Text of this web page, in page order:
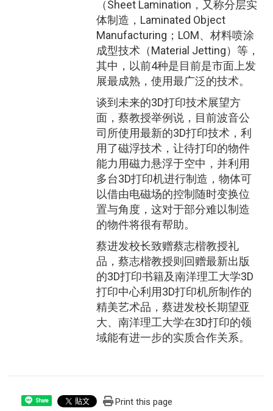
（Sheet Lamination，又称分层实
体制造，Laminated Object
Manufacturing；LOM、材料喷涂
成型技术（Material Jetting）等，
其中，以前4种是目前是市面上发
展最成熟，使用最广泛的技术。
谈到未来的3D打印技术展望方
面，蔡教授举例说，目前波音公
司所使用最新的3D打印技术，利
用了磁浮技术，让待打印的物件
能力用磁力悬浮于空中，并利用
多台3D打印机进行制造，物体可
以借由电磁场的控制随时变换位
置与角度，这对于部分难以制造
的物件将很有帮助。
蔡进发校长致赠蔡志楷教授礼
品，蔡志楷教授则回赠最新出版
的3D打印书籍及南洋理工大学3D
打印中心利用3D打印机所制作的
精美艺术品，蔡进发校长期望亚
大、南洋理工大学在3D打印的领
域能有进一步的实质合作关系。
Share Print this page